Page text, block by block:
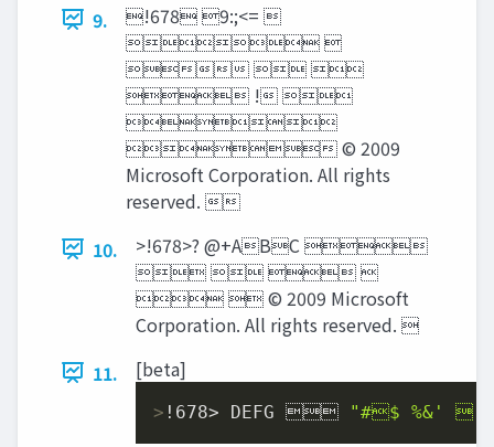
9.
!678 9:;<= 
 
  
 ! 

 © 2009
Microsoft Corporation. All rights
reserved.
10.
>!678>? @+ABC 
   
  © 2009 Microsoft
Corporation. All rights reserved. 
11.
[beta]
> !678> DEFG  "#$ %&'